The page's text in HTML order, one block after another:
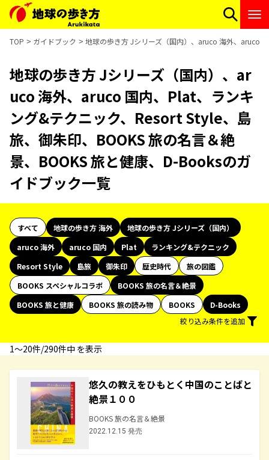
TOP ガイドブック 地球の歩き方 Jシリーズ（国内）、aruco 海外、aruco
地球の歩き方 Jシリーズ（国内）、ar
uco 海外、aruco 国内、Plat、ランキ
ング&テクニック、Resort Style、島
旅、御朱印、BOOKS 旅の名言＆絶
景、BOOKS 旅と健康、D-Booksのガ
イドブック一覧
すべて 地球の歩き方 海外
地球の歩き方 Jシリーズ（国内）
aruco 海外
aruco 国内 Plat
ランキング&テクニック
Resort Style
島旅 御朱印 歴史時代
旅の図鑑
BOOKS スペシャルコラボ
BOOKS 旅の名言＆絶景
BOOKS 旅と健康
BOOKS 旅の読み物 BOOKS
D-Books
絞り込み条件を追加
1〜20件/290件中 を表示
悠久の教えをひもとく中国のことばと
絶景１００
BOOKS 旅の名言＆絶景
2022.12.15 発売